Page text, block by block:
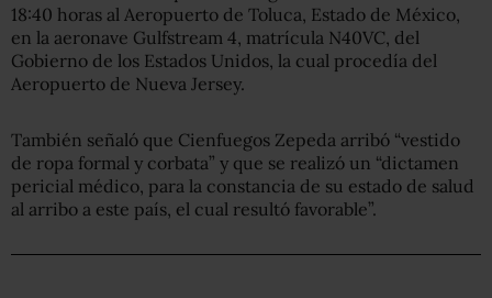
18:40 horas al Aeropuerto de Toluca, Estado de México,
en la aeronave Gulfstream 4, matrícula N40VC, del
Gobierno de los Estados Unidos, la cual procedía del
Aeropuerto de Nueva Jersey.
También señaló que Cienfuegos Zepeda arribó “vestido
de ropa formal y corbata” y que se realizó un “dictamen
pericial médico, para la constancia de su estado de salud
al arribo a este país, el cual resultó favorable”.